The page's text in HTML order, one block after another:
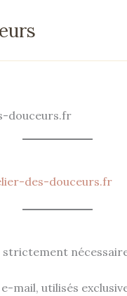
douceurs.fr
des-douceurs.fr
mail, utilisés